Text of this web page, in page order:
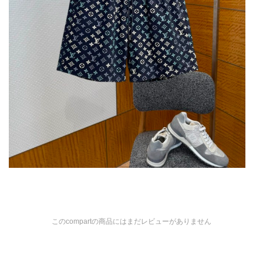
このcompartの商品にはまだレビューがありません